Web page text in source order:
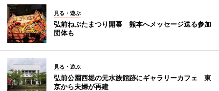
見る・遊ぶ
弘前ねぷたまつり開幕 熊本へメッセージ送る参加
団体も
見る・遊ぶ
弘前公園西堀の元水族館跡にギャラリーカフェ 東
京から夫婦が再建